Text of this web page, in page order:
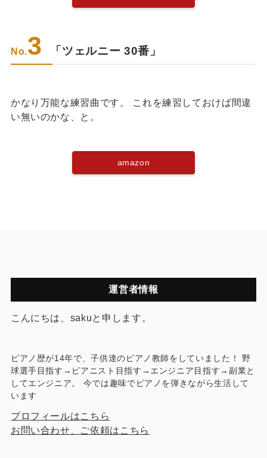
No.3 「ツェルニー 30番」
かなり万能な練習曲です。 これを練習しておけば間違
い無いのかな、と。
amazon
運営者情報
こんにちは、sakuと申します。
ピアノ歴が14年で、子供達のピアノ教師をしていました！ 野
球選手目指す→ピアニスト目指す→エンジニア目指す→副業と
してエンジニア。 今では趣味でピアノを弾きながら生活して
います
プロフィールはこちら
お問い合わせ、ご依頼はこちら